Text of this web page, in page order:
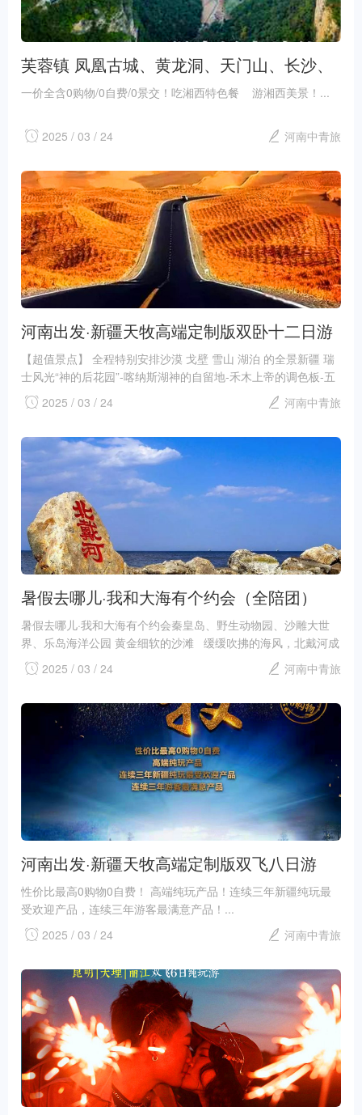
芙蓉镇 凤凰古城、黄龙洞、天门山、长沙、
韶山、张家界国家森林公园、玻璃栈道、张
日游
一价全含0购物/0自费/0景交！吃湘西特色餐 游湘西美景！...
2025 / 03 / 24 河南中青旅
河南出发·新疆天牧高端定制版双卧十二日游
【超值景点】 全程特别安排沙漠 戈壁 雪山 湖泊 的全景新疆 瑞
士风光“神的后花园”-喀纳斯湖神的自留地-禾木上帝的调色板-五
彩滩世界最美雅丹！...
2025 / 03 / 24 河南中青旅
暑假去哪儿·我和大海有个约会（全陪团）
暑假去哪儿·我和大海有个约会秦皇岛、野生动物园、沙雕大世
界、乐岛海洋公园 黄金细软的沙滩 缓缓吹拂的海风，北戴河成
为孩子去旅行的新去处！...
2025 / 03 / 24 河南中青旅
河南出发·新疆天牧高端定制版双飞八日游
性价比最高0购物0自费！ 高端纯玩产品！连续三年新疆纯玩最
受欢迎产品，连续三年游客最满意产品！...
2025 / 03 / 24
河南中青旅